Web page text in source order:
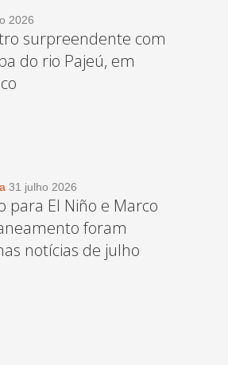
2026
surpreendente com
do rio Pajeú, em
31 julho 2026
para El Niño e Marco
foram
notícias de julho